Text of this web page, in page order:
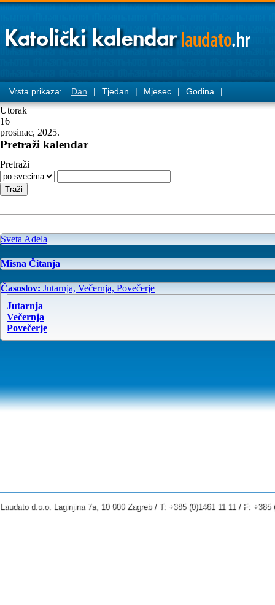
Vrsta prikaza: Dan | Tjedan | Mjesec | Godina |
Utorak
16
prosinac, 2025.
Pretraži kalendar
Pretraži
Sveta Adela
Misna Čitanja
Časoslov: Jutarnja, Večernja, Povečerje
Jutarnja
Večernja
Povečerje
Laudato d.o.o. Laginjina 7a, 10 000 Zagreb / T: +385 (0)1461 11 11 / F: